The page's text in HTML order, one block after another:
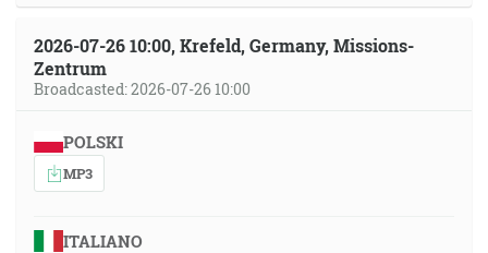
2026-07-26 10:00, Krefeld, Germany, Missions-
Zentrum
Broadcasted: 2026-07-26 10:00
POLSKI
MP3
ITALIANO